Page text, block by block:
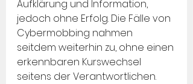
Aufklärung und Information,
jedoch ohne Erfolg. Die Fälle von
Cybermobbing nahmen
seitdem weiterhin zu, ohne einen
erkennbaren Kurswechsel
seitens der Verantwortlichen.